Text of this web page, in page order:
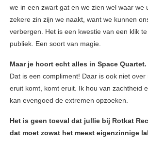
we in een zwart gat en we zien wel waar we
zekere zin zijn we naakt, want we kunnen
verbergen. Het is een kwestie van een klik
publiek. Een soort van magie.
Maar je hoort echt alles in Space Quartet.
Dat is een compliment! Daar is ook niet
eruit komt, komt eruit. Ik hou van zachtheid
kan evengoed de extremen opzoeken.
Het is geen toeval dat jullie bij Rotkat
dat moet zowat het meest eigenzinnige